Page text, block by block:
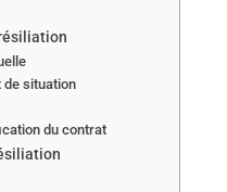
de situation
du contrat